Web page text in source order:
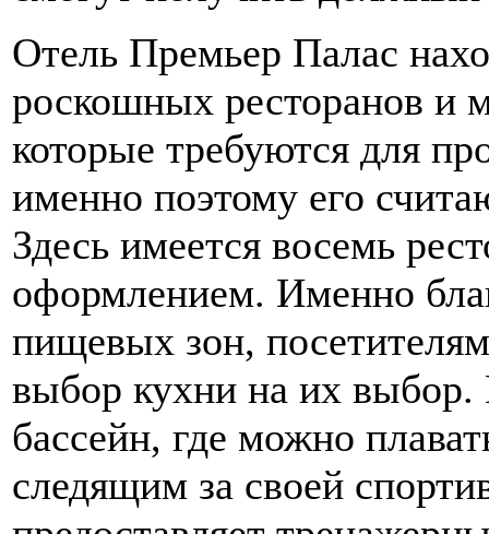
Отель Премьер Палас
роскошных ресторанов и
которые требуются для
именно поэтому его
Здесь имеется восемь
оформлением. Именно
пищевых зон,
выбор кухни на их выбор.
бассейн, где можно
следящим за своей